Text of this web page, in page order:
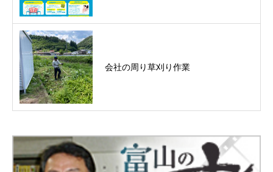
会社の周り草刈り作業